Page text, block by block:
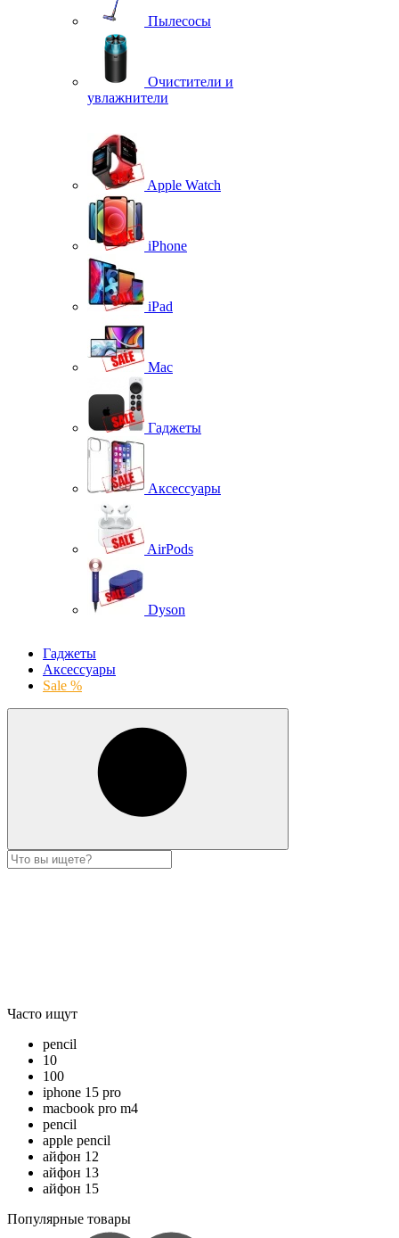
Пылесосы
Очистители и
увлажнители
Apple Watch
iPhone
iPad
Mac
Гаджеты
Аксессуары
AirPods
Dyson
Гаджеты
Аксессуары
Sale %
Часто ищут
pencil
10
100
iphone 15 pro
macbook pro m4
pencil
apple pencil
айфон 12
айфон 13
айфон 15
Популярные товары